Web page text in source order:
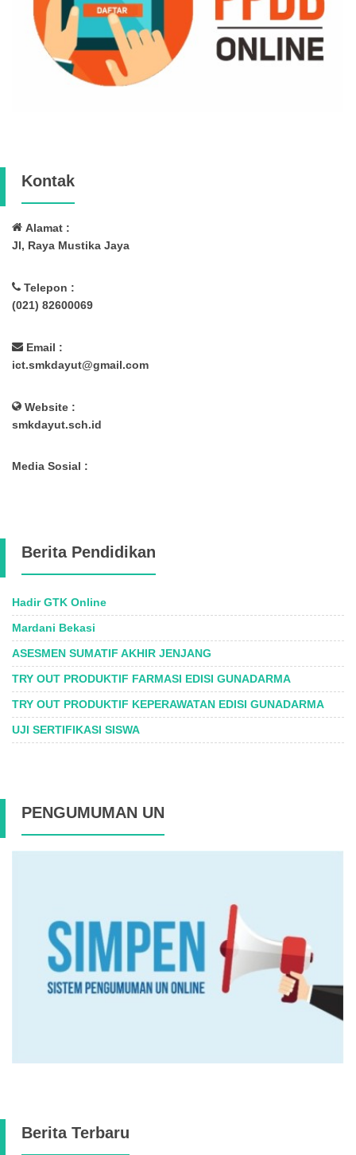
Kontak
Alamat :
Jl, Raya Mustika Jaya
Telepon :
(021) 82600069
Email :
ict.smkdayut@gmail.com
Website :
smkdayut.sch.id
Media Sosial :
Berita Pendidikan
Hadir GTK Online
Mardani Bekasi
ASESMEN SUMATIF AKHIR JENJANG
TRY OUT PRODUKTIF FARMASI EDISI GUNADARMA
TRY OUT PRODUKTIF KEPERAWATAN EDISI GUNADARMA
UJI SERTIFIKASI SISWA
PENGUMUMAN UN
Berita Terbaru